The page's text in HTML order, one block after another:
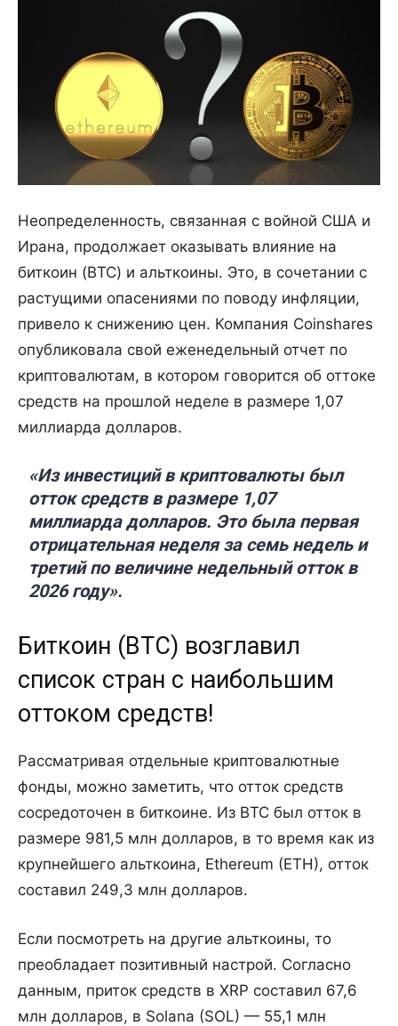
Неопределенность, связанная с войной США и
Ирана, продолжает оказывать влияние на
биткоин (BTC) и альткоины. Это, в сочетании с
растущими опасениями по поводу инфляции,
привело к снижению цен. Компания Coinshares
опубликовала свой еженедельный отчет по
криптовалютам, в котором говорится об оттоке
средств на прошлой неделе в размере 1,07
миллиарда долларов.
«Из инвестиций в криптовалюты был
отток средств в размере 1,07
миллиарда долларов. Это была первая
отрицательная неделя за семь недель и
третий по величине недельный отток в
2026 году».
Биткоин (BTC) возглавил
список стран с наибольшим
оттоком средств!
Рассматривая отдельные криптовалютные
фонды, можно заметить, что отток средств
сосредоточен в биткоине. Из BTC был отток в
размере 981,5 млн долларов, в то время как из
крупнейшего альткоина, Ethereum (ETH), отток
составил 249,3 млн долларов.
Если посмотреть на другие альткоины, то
преобладает позитивный настрой. Согласно
данным, приток средств в XRP составил 67,6
млн долларов, в Solana (SOL) — 55,1 млн